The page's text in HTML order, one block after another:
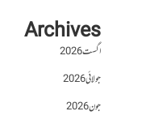
Archives
اگست 2026
جولائی 2026
جون 2026